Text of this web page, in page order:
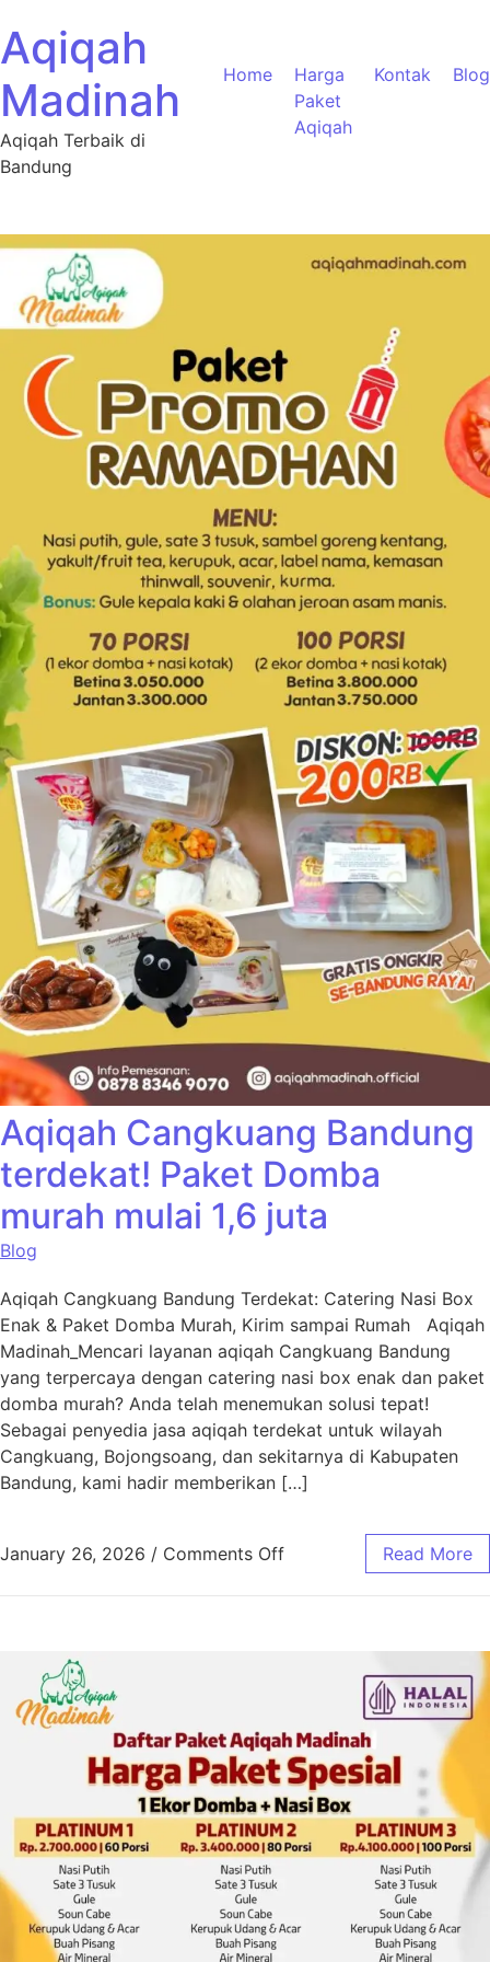
Aqiqah
Madinah
Aqiqah Terbaik di
Bandung
Home
Harga
Paket
Aqiqah
Kontak Blog
Aqiqah Cangkuang Bandung
terdekat! Paket Domba
murah mulai 1,6 juta
Blog
Aqiqah Cangkuang Bandung Terdekat: Catering Nasi Box
Enak & Paket Domba Murah, Kirim sampai Rumah Aqiqah
Madinah_Mencari layanan aqiqah Cangkuang Bandung
yang terpercaya dengan catering nasi box enak dan paket
domba murah? Anda telah menemukan solusi tepat!
Sebagai penyedia jasa aqiqah terdekat untuk wilayah
Cangkuang, Bojongsoang, dan sekitarnya di Kabupaten
Bandung, kami hadir memberikan […]
January 26, 2026 / Comments Off Read More